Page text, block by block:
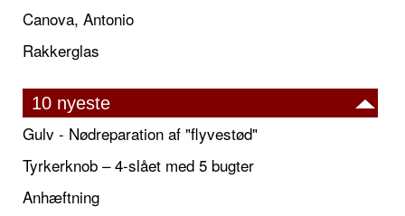
Canova, Antonio
Rakkerglas
10 nyeste
Gulv - Nødreparation af "flyvestød"
Tyrkerknob – 4-slået med 5 bugter
Anhæftning